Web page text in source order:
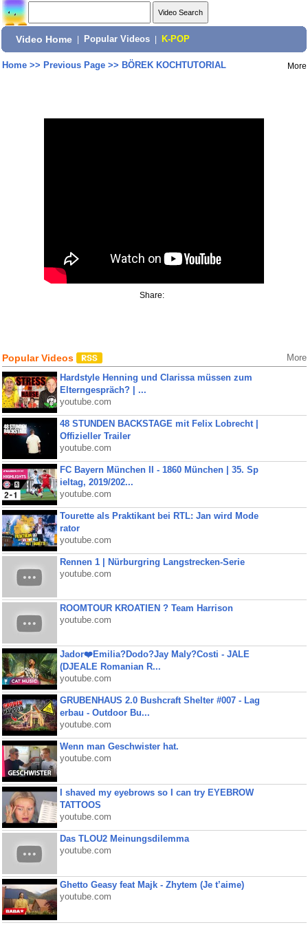
Video Home Popular Videos K-POP
Home>> Previous Page>> BÖREK KOCHTUTORIAL More
Share:
Popular Videos More
Hardstyle Henning und Clarissa müssen zum
Elterngespräch? | ...
youtube.com
48 STUNDEN BACKSTAGE mit Felix Lobrecht |
Offizieller Trailer
youtube.com
FC Bayern München II - 1860 München | 35. Sp
ieltag, 2019/202...
youtube.com
Tourette als Praktikant bei RTL: Jan wird Mode
rator
youtube.com
Rennen 1 | Nürburgring Langstrecken-Serie
youtube.com
ROOMTOUR KROATIEN ? Team Harrison
youtube.com
Jador❤️Emilia?Dodo?Jay Maly?Costi - JALE
(DJEALE Romanian R...
youtube.com
GRUBENHAUS 2.0 Bushcraft Shelter #007 - Lag
erbau - Outdoor Bu...
youtube.com
Wenn man Geschwister hat.
youtube.com
I shaved my eyebrows so I can try EYEBROW
TATTOOS
youtube.com
Das TLOU2 Meinungsdilemma
youtube.com
Ghetto Geasy feat Majk - Zhytem (Je t’aime)
youtube.com